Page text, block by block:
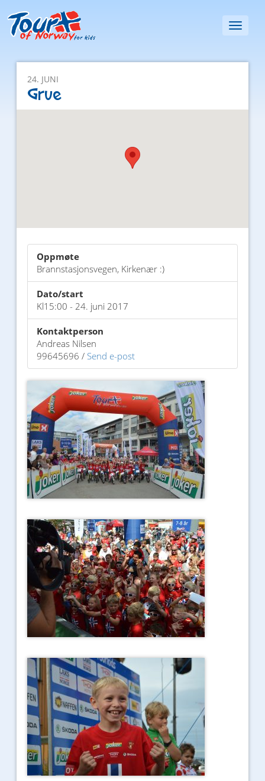
Toggle
24. JUNI
Grue
Oppmøte
Brannstasjonsvegen, Kirkenær :)
Dato/start
Kl15:00 - 24. juni 2017
Kontaktperson
Andreas Nilsen
99645696 / Send e-post